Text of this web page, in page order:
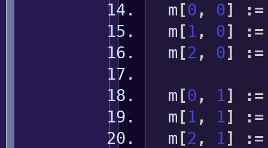
m [0 , 0] :=
m [1 , 0] :=
m [2 , 0] :=
m [0 , 1] :=
m [1 , 1] :=
m [2 , 1] :=